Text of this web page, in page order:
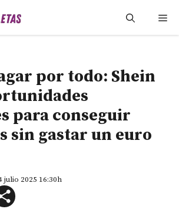
por todo: Shein
para conseguir
sin gastar un euro
julio 2025 16:30h